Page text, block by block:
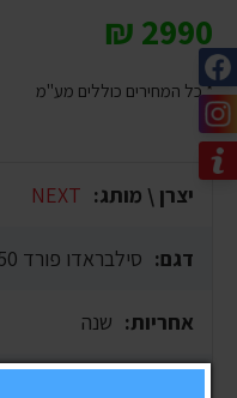
2990
₪
* כל המחירים כוללים מע"מ
יצרן \ מותג: NEXT
דגם: סילבראדו פורד F350 דודג' ראם
אחריות: שנה